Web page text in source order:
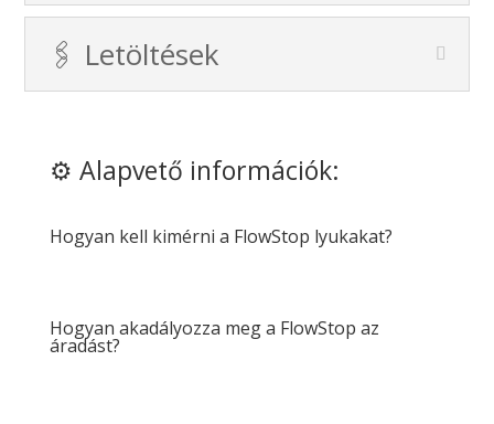
🖇️ Letöltések
⚙️ Alapvető információk:
Hogyan kell kimérni a FlowStop lyukakat?
Hogyan akadályozza meg a FlowStop az
áradást?